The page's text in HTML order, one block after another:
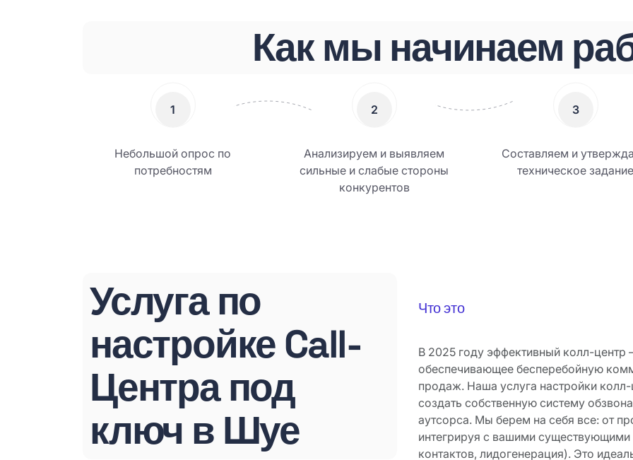
Как мы начинаем
1
Небольшой опрос по
потребностям
2
Анализируем и выявляем
сильные и слабые стороны
конкурентов
3
Составляем и
техническое задание
Услуга по
настройке Call-
Центра под
ключ в Шуе
Что это
В 2025 году эффективный колл-центр
обеспечивающее бесперебойную
продаж. Наша услуга настройки
создать собственную систему
аутсорса. Мы берем на себя все: от
интегрируя с вашими существующими
контактов, лидогенерация). Это